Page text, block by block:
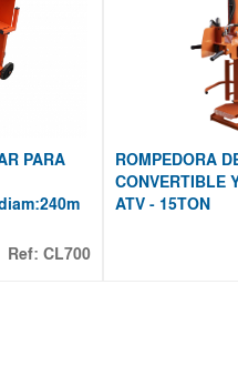
PARA
Ref:CL700
ROMPEDORA
CONVERTIBLE
ATV - 15TON